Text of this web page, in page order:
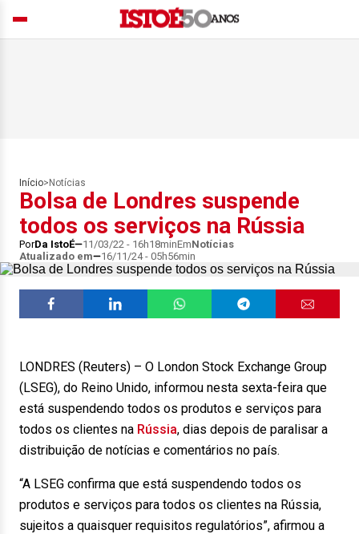
Início> Notícias
Bolsa de Londres suspende
todos os serviços na Rússia
PorDa IstoÉ 11/03/22 - 16h18minEmNotícias
Atualizado em
16/11/24 - 05h56min
LONDRES (Reuters) – O London Stock Exchange Group
(LSEG), do Reino Unido, informou nesta sexta-feira que
está suspendendo todos os produtos e serviços para
todos os clientes na Rússia, dias depois de paralisar a
distribuição de notícias e comentários no país.
“A LSEG confirma que está suspendendo todos os
produtos e serviços para todos os clientes na Rússia,
sujeitos a quaisquer requisitos regulatórios”, afirmou a